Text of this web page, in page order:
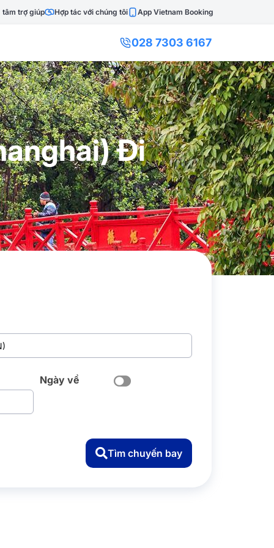
tâm trợ giúp Hợp tác với chúng tôi App Vietnam Booking
028 7303 6167
Đi
Ngày về
Tìm chuyến bay